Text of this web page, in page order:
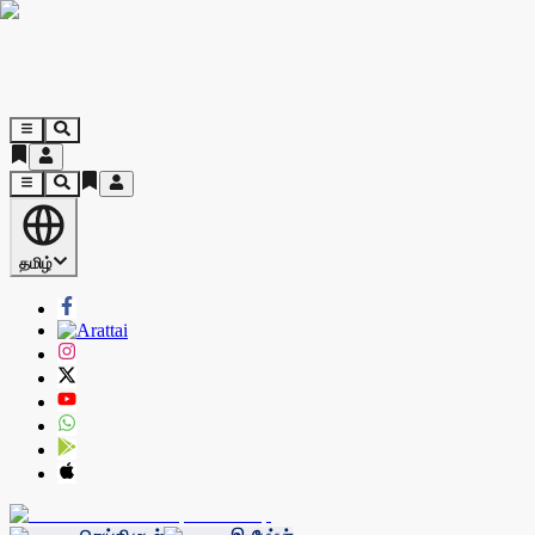
தமிழ்